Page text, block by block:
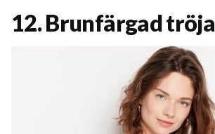
12. Brunfärgad tröja